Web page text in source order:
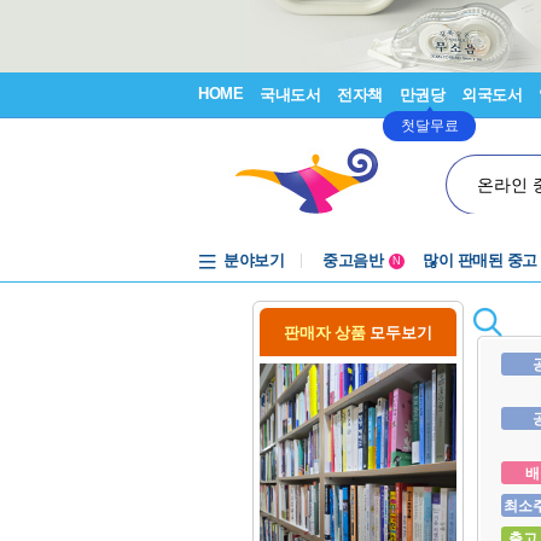
HOME 국내도서 전자책 만권당
첫달무료
외국도서
온라인
분야보기
중고음반
중고음반
N 많이 판매된 중고
판매자 상품 모두보기
최소